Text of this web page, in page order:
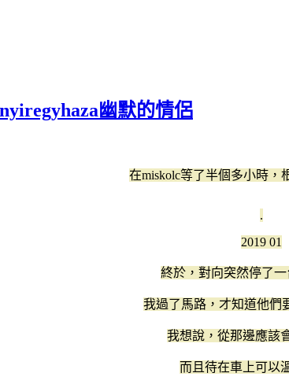
幽默的情侶
在miskolc等了半個多小時，
.
2019 01
終於，對向突然停了一
我過了馬路，才知道他們
我想說，從那邊應該
而且待在車上可以